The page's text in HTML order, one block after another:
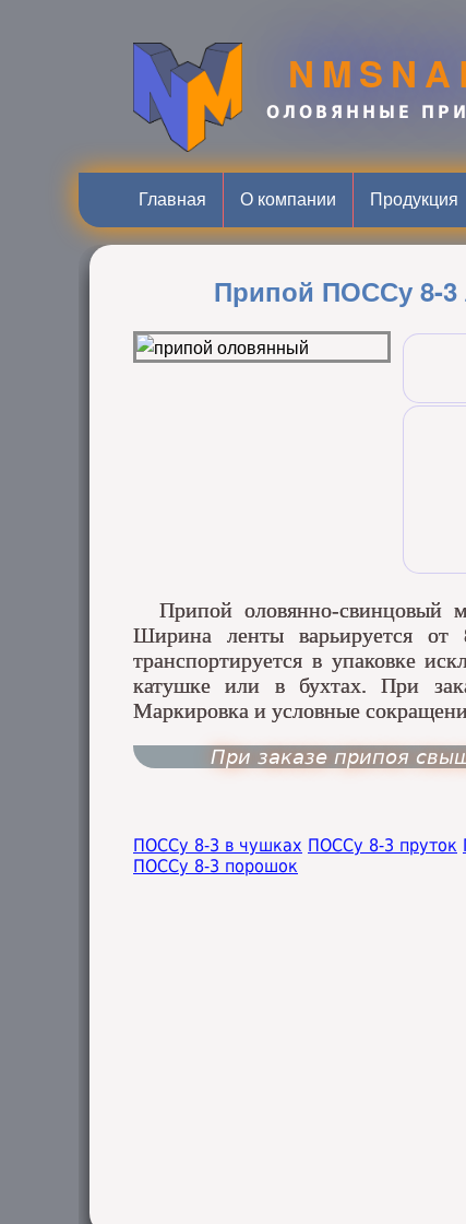
ОЛОВЯННЫЕ
Главная О компании Продукция
Припой ПОССу 8-3
Припой оловянно-свинцовый
Ширина ленты варьируется
транспортируется в упаковке
катушке или в бухтах. При
Маркировка и условные
При заказе припоя
ПОССу 8-3 в чушках ПОССу 8-3 пруток
ПОССу 8-3 порошок